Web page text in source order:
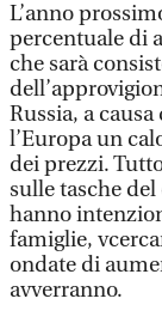
L’anno
percentuale di
che sarà
Russia, a
l’Europa un
dei prezzi.
sulle tasche
hanno
famiglie,
ondate di
avverranno.